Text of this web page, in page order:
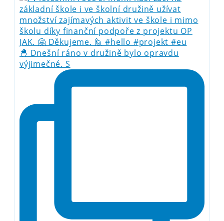
🐣 Dnešní ráno v družině bylo opravdu
výjimečné. S